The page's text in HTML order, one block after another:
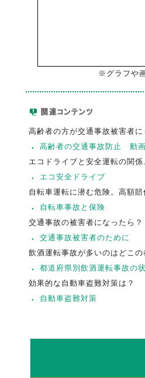
※グラフや
高齢者の方が交通事故被害者
高齢者の交通事故防止 動
エコドライブと安全運転の関係
エコ安全ドライブ
自転車運転に潜む危険。高額賠
自転車事故と保険
交通事故の被害者になったら？
交通事故被害者のために
飲酒運転事故が多いのはどこの
都道府県別飲酒運転事故の
効果的な自動車盗難対策は？
自動車盗難対策